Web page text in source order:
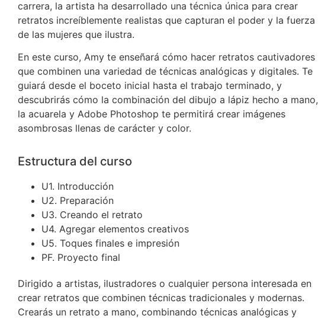
carrera, la artista ha desarrollado una técnica única para crear
retratos increíblemente realistas que capturan el poder y la fuerza
de las mujeres que ilustra.
En este curso, Amy te enseñará cómo hacer retratos cautivadores
que combinen una variedad de técnicas analógicas y digitales. Te
guiará desde el boceto inicial hasta el trabajo terminado, y
descubrirás cómo la combinación del dibujo a lápiz hecho a mano,
la acuarela y Adobe Photoshop te permitirá crear imágenes
asombrosas llenas de carácter y color.
Estructura del curso
U1. Introducción
U2. Preparación
U3. Creando el retrato
U4. Agregar elementos creativos
U5. Toques finales e impresión
PF. Proyecto final
Dirigido a artistas, ilustradores o cualquier persona interesada en
crear retratos que combinen técnicas tradicionales y modernas.
Crearás un retrato a mano, combinando técnicas analógicas y